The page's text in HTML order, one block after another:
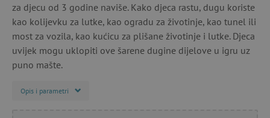
za djecu od 3 godine naviše. Kako djeca rastu, dugu koriste
kao kolijevku za lutke, kao ogradu za životinje, kao tunel ili
most za vozila, kao kućicu za plišane životinje i lutke. Djeca
uvijek mogu uklopiti ove šarene dugine dijelove u igru ​​uz
puno mašte.
Opis i parametri